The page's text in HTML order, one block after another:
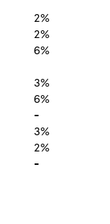
2%
2%
6%
3%
6%
-
3%
2%
-